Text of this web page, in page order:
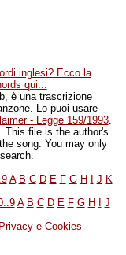
inglesi? Ecco la
qui...
è una trascrizione
Lo puoi usare
- Legge 159/1993.
This file is the author's
song. You may only
A B C D E F G H J K
A B C D E F G H
J
Privacy e Cookies -